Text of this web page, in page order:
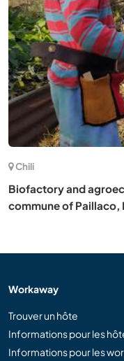
Chili
Biofactory and
commune of Paillaco,
Workaway
Trouver un hôte
Informations pour les
Informations pour les